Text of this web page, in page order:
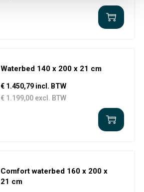
Waterbed 140 x 200 x 21 cm
€ 1.450,79 incl. BTW
€ 1.199,00 excl. BTW
Comfort waterbed 160 x 200 x
21 cm